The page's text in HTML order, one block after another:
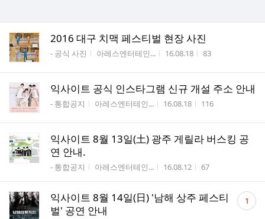
2016 대구 치맥 페스티벌 현장 사진
게시판명
- 공식 사진 작성자
아레스엔터테인... 작성시간
16.08.18 조회수
83
익사이트 공식 인스타그램 신규 개설 주소 안내
게시판명
- 통합공지 작성자
아레스엔터테인... 작성시간
16.08.18 조회수
116
익사이트 8월 13일(土) 광주 게릴라 버스킹 공
연 안내.
게시판명
- 통합공지 작성자
아레스엔터테인... 작성시간
16.08.12 조회수
67
익사이트 8월 14일(日) '남해 상주 페스티
벌' 공연 안내
댓
글 1